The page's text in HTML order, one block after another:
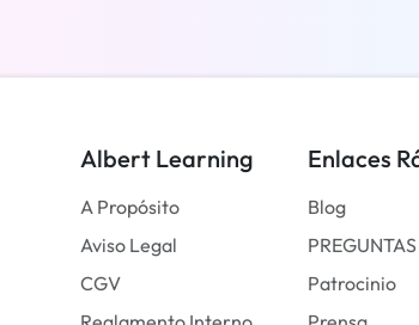
Albert Learning
A Propósito
Aviso Legal
CGV
Enlaces
Blog
Patrocinio